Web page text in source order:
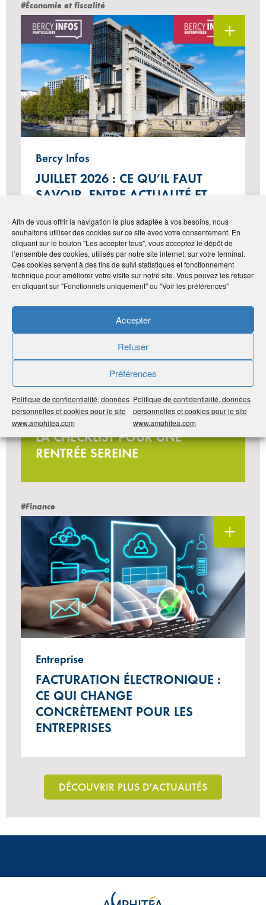
Afin de vous offrir la navigation la plus adaptée à vos besoins, nous
souhaitons utiliser des cookies sur ce site avec votre consentement. En
cliquant sur le bouton "Les accepter tous", vous acceptez le dépôt de
l’ensemble des cookies, utilisés par notre site internet, sur votre terminal.
Ces cookies servent à des fins de suivi statistiques et fonctionnement
technique pour améliorer votre visite sur notre site. Vous pouvez les refuser
en cliquant sur "Fonctionnels uniquement" ou "Voir les préférences"
Accepter
Refuser
Préférences
Politique de confidentialité, données
personnelles et cookies pour le site
www.amphitea.com
Politique de confidentialité, données
personnelles et cookies pour le site
www.amphitea.com
#Économie et fiscalité
Bercy Infos
JUILLET 2026 : CE QU’IL FAUT
SAVOIR, ENTRE ACTUALITÉ ET
#Finance
13 idées pour agir
LA CHECKLIST POUR UNE
RENTRÉE SEREINE
#Finance
Entreprise
FACTURATION ÉLECTRONIQUE :
CE QUI CHANGE
CONCRÈTEMENT POUR LES
ENTREPRISES
DÉCOUVRIR PLUS D'ACTUALITÉS